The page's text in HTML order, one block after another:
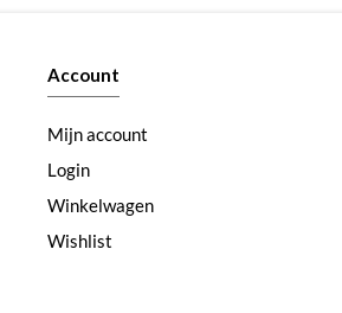
Account
Mijn account
Login
Winkelwagen
Wishlist